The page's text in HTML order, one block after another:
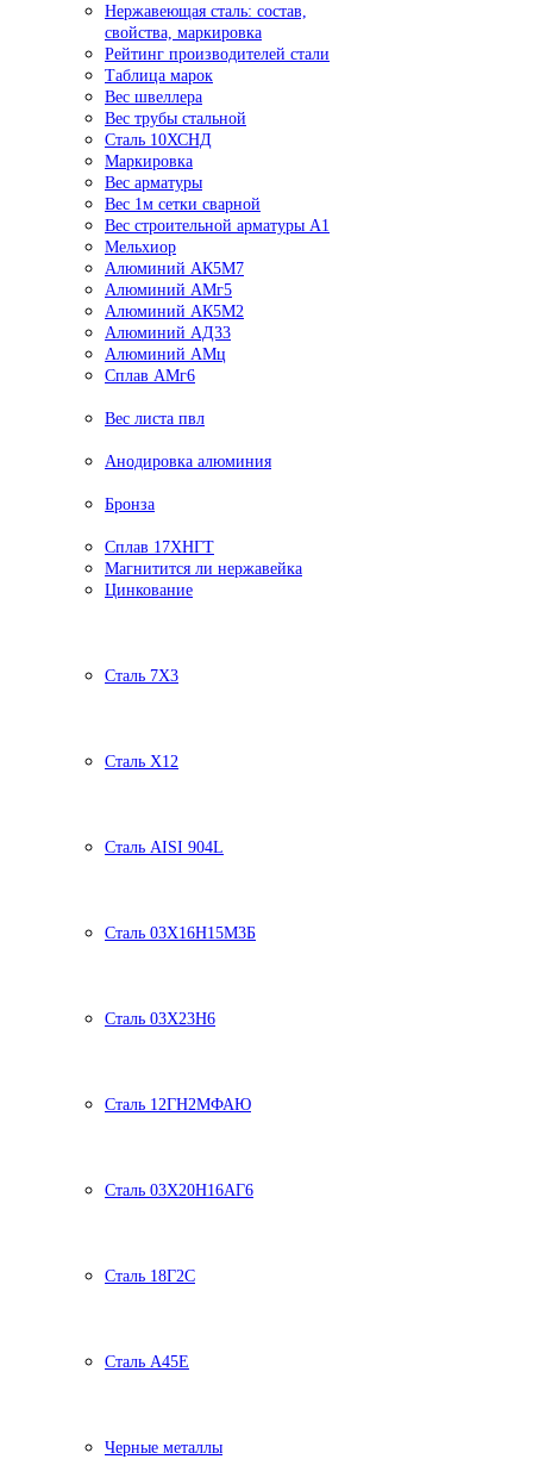
Нержавеющая сталь: состав,
свойства, маркировка
Рейтинг производителей стали
Таблица марок
Вес швеллера
Вес трубы стальной
Сталь 10ХСНД
Маркировка
Вес арматуры
Вес 1м сетки сварной
Вес строительной арматуры А1
Мельхиор
Алюминий АК5М7
Алюминий АМг5
Алюминий АК5М2
Алюминий АД33
Алюминий АМц
Сплав АМг6
Вес листа пвл
Анодировка алюминия
Бронза
Сплав 17ХНГТ
Магнитится ли нержавейка
Цинкование
Сталь 7Х3
Сталь Х12
Сталь AISI 904L
Сталь 03Х16Н15М3Б
Сталь 03Х23Н6
Сталь 12ГН2МФАЮ
Сталь 03Х20Н16АГ6
Сталь 18Г2С
Сталь А45Е
Черные металлы